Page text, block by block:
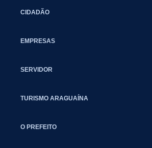
CIDADÃO
EMPRESAS
SERVIDOR
TURISMO ARAGUAÍNA
O PREFEITO